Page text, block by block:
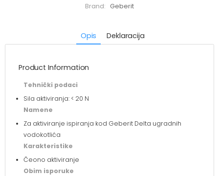
Brand:
Geberit
Opis Deklaracija
Product Information
Tehnički podaci
Sila aktiviranja: < 20 N
Namene
Za aktiviranje ispiranja kod Geberit Delta ugradnih
vodokotlića
Karakteristike
Čeono aktiviranje
Obim isporuke